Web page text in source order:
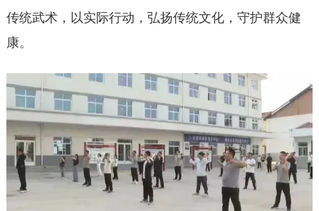
传统武术，以实际行动，弘扬传统文化，守护群众健
康。